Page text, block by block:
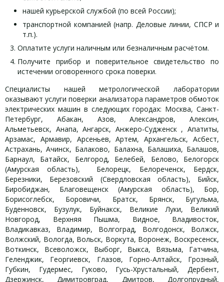
нашей курьерской службой (по всей России);
транспортной компанией (напр. Деловые линии, СПСР и
т.п.).
Оплатите услуги наличным или безналичным расчётом.
Получите прибор и поверительное свидетельство по
истечении оговоренного срока поверки.
Специалисты нашей метрологической лаборатории
оказывают услуги поверки анализатора параметров обмоток
электрических машин в следующих городах: Москва, Санкт-
Петербург, Абакан, Азов, Александров, Алексин,
Альметьевск, Анапа, Ангарск, Анжеро-Судженск , Апатиты,
Арзамас, Армавир, Арсеньев, Артем, Архангельск, Асбест,
Астрахань, Ачинск, Балаково, Балахна, Балашиха, Балашов,
Барнаул, Батайск, Белгород, Белебей, Белово, Белогорск
(Амурская область), Белорецк, Белореченск, Бердск,
Березники, Березовский (Свердловская область), Бийск,
Биробиджан, Благовещенск (Амурская область), Бор,
Борисоглебск, Боровичи, Братск, Брянск, Бугульма,
Буденновск, Бузулук, Буйнакск, Великие Луки, Великий
Новгород, Верхняя Пышма, Видное, Владивосток,
Владикавказ, Владимир, Волгоград, Волгодонск, Волжск,
Волжский, Вологда, Вольск, Воркута, Воронеж, Воскресенск,
Воткинск, Всеволожск, Выборг, Выкса, Вязьма, Гатчина,
Геленджик, Георгиевск, Глазов, Горно-Алтайск, Грозный,
Губкин, Гудермес, Гуково, Гусь-Хрустальный, Дербент,
Дзержинск, Димитровград, Дмитров, Долгопрудный,